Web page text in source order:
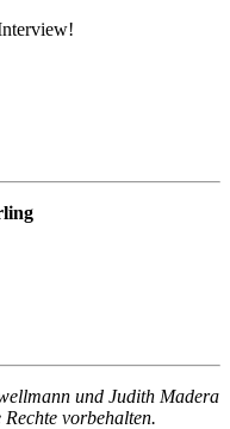
und Judith Madera
vorbehalten.